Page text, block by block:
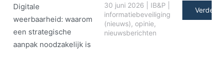
Digitale
weerbaarheid: waarom
een strategische
aanpak noodzakelijk is
30 juni 2026 IB&P
informatiebeveiliging
(nieuws), opinie,
nieuwsberichten
Verder